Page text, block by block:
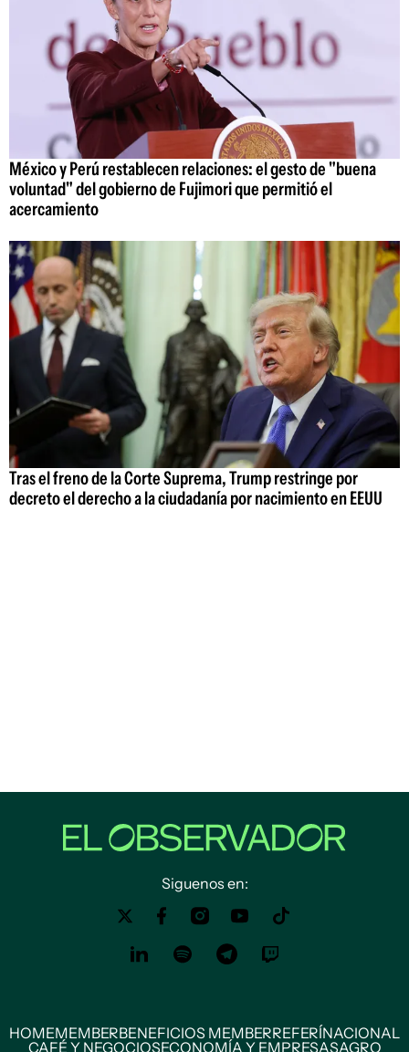
México y Perú restablecen relaciones: el gesto de "buena
voluntad" del gobierno de Fujimori que permitió el
acercamiento
Tras el freno de la Corte Suprema, Trump restringe por
decreto el derecho a la ciudadanía por nacimiento en EEUU
Siguenos en:
HOMEMEMBERBENEFICIOS MEMBERREFERÍNACIONAL
CAFÉ Y NEGOCIOSECONOMÍA Y EMPRESASAGRO